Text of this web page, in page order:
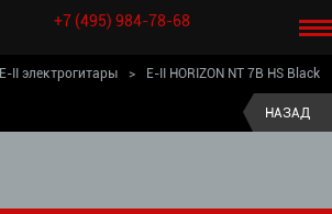
+7 (495) 984-78-68
E-II электрогитары > E-II HORIZON NT 7B HS Black
НАЗАД